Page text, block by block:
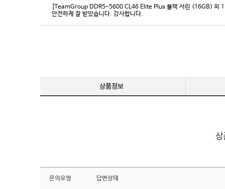
[TeamGroup DDR5-5600 CL46 Elite Plus 블랙 서린 (16GB) 외
안전하게 잘 받았습니다. 감사합니다.
문의유형 답변상태